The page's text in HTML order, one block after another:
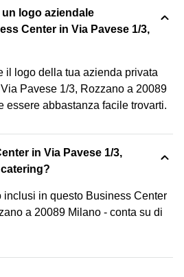
logo aziendale
Center in Via Pavese 1/3,
il logo della tua azienda privata
Pavese 1/3, Rozzano a 20089
essere abbastanza facile trovarti.
in Via Pavese 1/3,
inclusi in questo Business Center
a 20089 Milano - conta su di